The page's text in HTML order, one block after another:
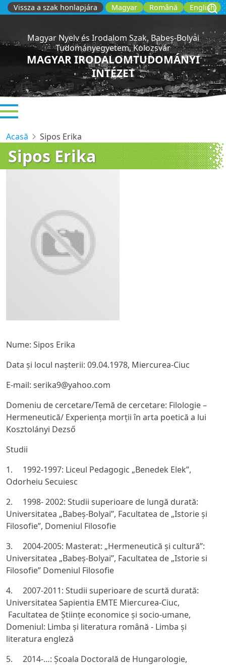
Sari
la
principal
Magyar Română English
Vissza a szak honlapjára
Magyar Nyelv és Irodalom Szak, Babeș-Bolyai
Tudományegyetem, Kolozsvár
MAGYAR IRODALOMTUDOMÁNYI
INTÉZET
Acasă Sipos Erika
Sipos Erika
Nume: Sipos Erika
Data și locul nașterii: 09.04.1978, Miercurea-Ciuc
E-mail: serika9@yahoo.com
Domeniu de cercetare/Temă de cercetare: Filologie –
Hermeneutică/ Experiența morții în arta poetică a lui
Kosztolányi Dezső
Studii
1. 1992-1997: Liceul Pedagogic „Benedek Elek”,
Odorheiu Secuiesc
2. 1998- 2002: Studii superioare de lungă durată:
Universitatea „Babeș-Bolyai”, Facultatea de „Istorie și
Filosofie”, Domeniul Filosofie
3. 2004-2005: Masterat: „Hermeneutică și cultură”:
Universitatea „Babeș-Bolyai”, Facultatea de „Istorie si
Filosofie” Domeniul Filosofie
4. 2007-2011: Studii superioare de scurtă durată:
Universitatea Sapientia EMTE Miercurea-Ciuc,
Facultatea de Științe economice și socio-umane,
Domeniul: Limba și literatura română - Limba și
literatura engleză
5. 2014-…: Şcoala Doctorală de Hungarologie,